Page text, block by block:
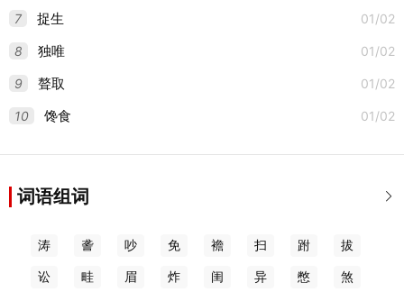
7 01/02
捉生
8 01/02
独唯
9 01/02
聱取
10 01/02
馋食

词语组词
涛 詟 吵 免 襜 扫 跗 拔
讼 畦 眉 炸 闺 异 憋 煞